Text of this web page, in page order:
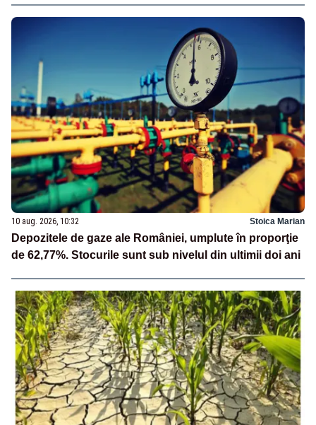
10 aug. 2026, 10:32 Stoica Marian
Depozitele de gaze ale României, umplute în proporţie
de 62,77%. Stocurile sunt sub nivelul din ultimii doi ani